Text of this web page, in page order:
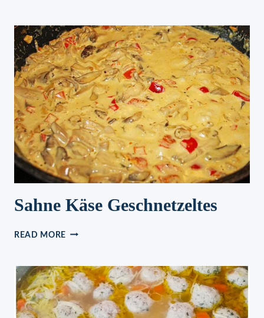
DIESE
PASTETCHEN
MÜSSEN
SIE
PROBIEREN
Sahne Käse Geschnetzeltes
READ MORE SAHNE